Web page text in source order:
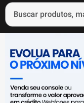
Buscar produtos,
1º
ps5
3º
smartphone